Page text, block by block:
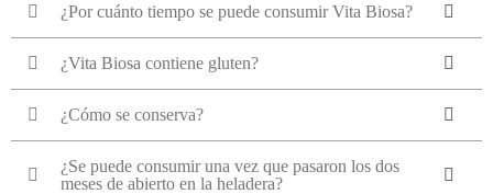
¿Por cuánto tiempo se puede consumir Vita Biosa?
¿Vita Biosa contiene gluten?
¿Cómo se conserva?
¿Se puede consumir una vez que pasaron los dos
meses de abierto en la heladera?